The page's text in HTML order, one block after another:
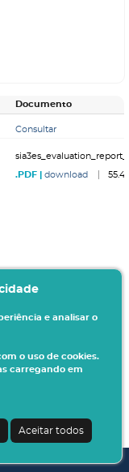
Documento
Consultar
download 55.4
e analisar o
o uso de cookies.
carregando em
Aceitar todos